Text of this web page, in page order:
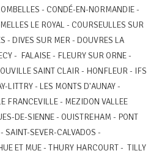
- CONDÉ-EN-NORMANDIE -
LE ROYAL - COURSEULLES SUR
- DIVES SUR MER - DOUVRES LA
- FALAISE - FLEURY SUR ORNE -
SAINT CLAIR - HONFLEUR - IFS
LITTRY - LES MONTS D'AUNAY -
FRANCEVILLE - MEZIDON VALLEE
DE-SIENNE - OUISTREHAM - PONT
SAINT-SEVER-CALVADOS -
ET MUE - THURY HARCOURT - TILLY